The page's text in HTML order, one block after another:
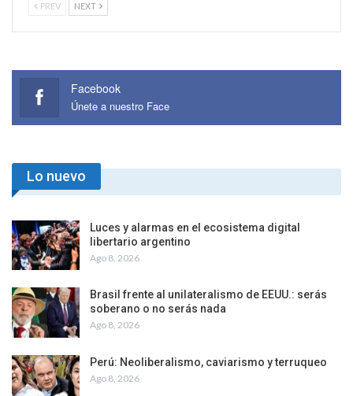
PREV NEXT
Facebook
Únete a nuestro Face
Lo nuevo
Luces y alarmas en el ecosistema digital
libertario argentino
Ago 8, 2026
Brasil frente al unilateralismo de EEUU.: serás
soberano o no serás nada
Ago 8, 2026
Perú: Neoliberalismo, caviarismo y terruqueo
Ago 8, 2026